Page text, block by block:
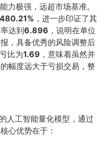
力极强，远超市场基准。
480.21% ，进一步印证了其
达到6.896 ，说明在单位
，具备优秀的风险调整后
比为1.69 ，意味着虽然并
幅度远大于亏损交易，整
人工智能量化模型，通过
心优势在于：